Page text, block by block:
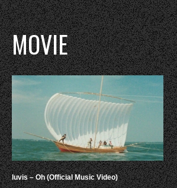
MOVIE
luvis – Oh (Official Music Video)